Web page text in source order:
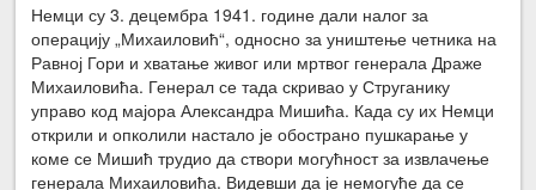
Немци су 3. децембра 1941. године дали налог за
операцију „Михаиловић“, односно за уништење четника на
Равној Гори и хватање живог или мртвог генерала Драже
Михаиловића. Генерал се тада скривао у Струганику
управо код мајора Александра Мишића. Када су их Немци
открили и опколили настало је обострано пушкарање у
коме се Мишић трудио да створи могућност за извлачење
генерала Михаиловића. Видевши да је немогуће да се